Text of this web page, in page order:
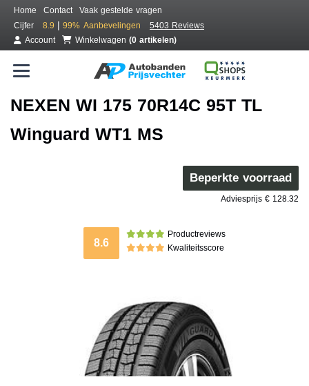
Home Contact
Vaak gestelde vragen
Cijfer
8.9 | 99% Aanbevelingen
5403 Reviews
Account
Winkelwagen (0 artikelen)
NEXEN WI 175 70R14C 95T TL
Winguard WT1 MS
Beperkte voorraad
Adviesprijs € 128.32
8.6
Productreviews
Kwaliteitsscore